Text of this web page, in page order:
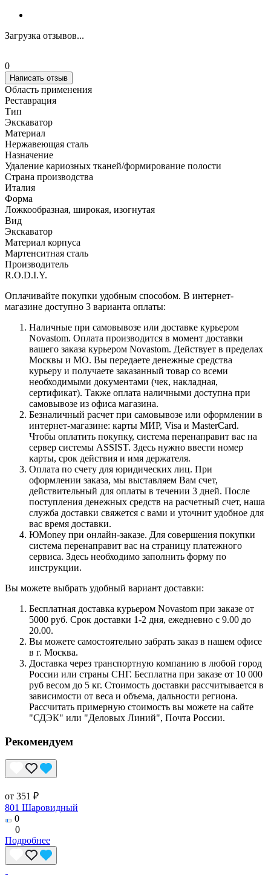
Загрузка отзывов...
0
Написать отзыв
Область применения
Реставрация
Тип
Экскаватор
Материал
Нержавеющая сталь
Назначение
Удаление кариозных тканей/формирование полости
Страна производства
Италия
Форма
Ложкообразная, широкая, изогнутая
Вид
Экскаватор
Материал корпуса
Мартенситная сталь
Производитель
R.O.D.I.Y.
Оплачивайте покупки удобным способом. В интернет-
магазине доступно 3 варианта оплаты:
Наличные при самовывозе или доставке курьером
Novastom. Оплата производится в момент доставки
вашего заказа курьером Novastom. Действует в пределах
Москвы и МО. Вы передаете денежные средства
курьеру и получаете заказанный товар со всеми
необходимыми документами (чек, накладная,
сертификат). Также оплата наличными доступна при
самовывозе из офиса магазина.
Безналичный расчет при самовывозе или оформлении в
интернет-магазине: карты МИР, Visa и MasterCard.
Чтобы оплатить покупку, система перенаправит вас на
сервер системы ASSIST. Здесь нужно ввести номер
карты, срок действия и имя держателя.
Оплата по счету для юридических лиц. При
оформлении заказа, мы выставляем Вам счет,
действительный для оплаты в течении 3 дней. После
поступления денежных средств на расчетный счет, наша
служба доставки свяжется с вами и уточнит удобное для
вас время доставки.
ЮMoney при онлайн-заказе. Для совершения покупки
система перенаправит вас на страницу платежного
сервиса. Здесь необходимо заполнить форму по
инструкции.
Вы можете выбрать удобный вариант доставки:
Бесплатная доставка курьером Novastom при заказе от
5000 руб. Срок доставки 1-2 дня, ежедневно с 9.00 до
20.00.
Вы можете самостоятельно забрать заказ в нашем офисе
в г. Москва.
Доставка через транспортную компанию в любой город
России или страны СНГ. Бесплатна при заказе от 10 000
руб весом до 5 кг. Стоимость доставки рассчитывается в
зависимости от веса и объема, дальности региона.
Рассчитать примерную стоимость вы можете на сайте
"СДЭК" или "Деловых Линий", Почта России.
Рекомендуем
от 351 ₽
801 Шаровидный
0
0
Подробнее